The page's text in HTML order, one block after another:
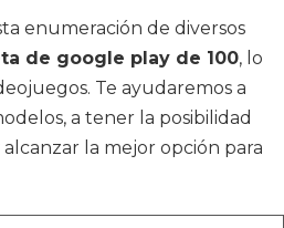
enumeración de diversos
de google play de 100, lo
Te ayudaremos a
a tener la posibilidad
la mejor opción para